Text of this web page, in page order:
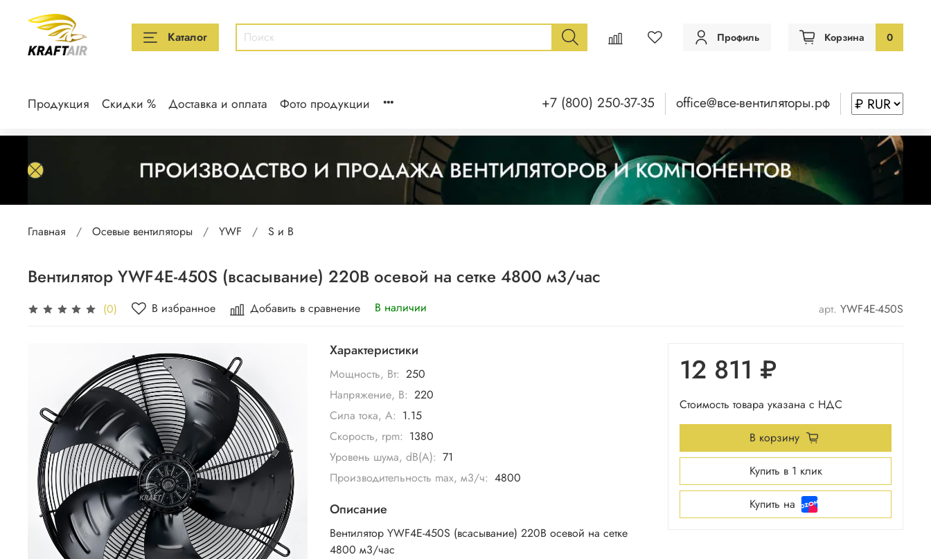
Каталог Профиль Корзина 0
Продукция Скидки % Доставка и оплата Фото продукции +7 (800) 250-37-35 office@все-вентиляторы.рф
Главная Осевые вентиляторы YWF S и B
Вентилятор YWF4E-450S (всасывание) 220В осевой на сетке 4800 м3/час
(0) В избранное Добавить в сравнение В наличии арт. YWF4E-450S
Характеристики
Мощность, Вт: 250
Напряжение, В: 220
Сила тока, А: 1.15
Скорость, rpm: 1380
Уровень шума, dB(A): 71
Производительность max, м3/ч: 4800
Описание
Вентилятор YWF4E-450S (всасывание) 220В осевой на сетке
4800 м3/час
12 811 ₽
Стоимость товара указана с НДС
В корзину
Купить в 1 клик
Купить на